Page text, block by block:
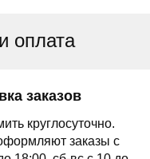
оплата
заказов
круглосуточно.
заказы с